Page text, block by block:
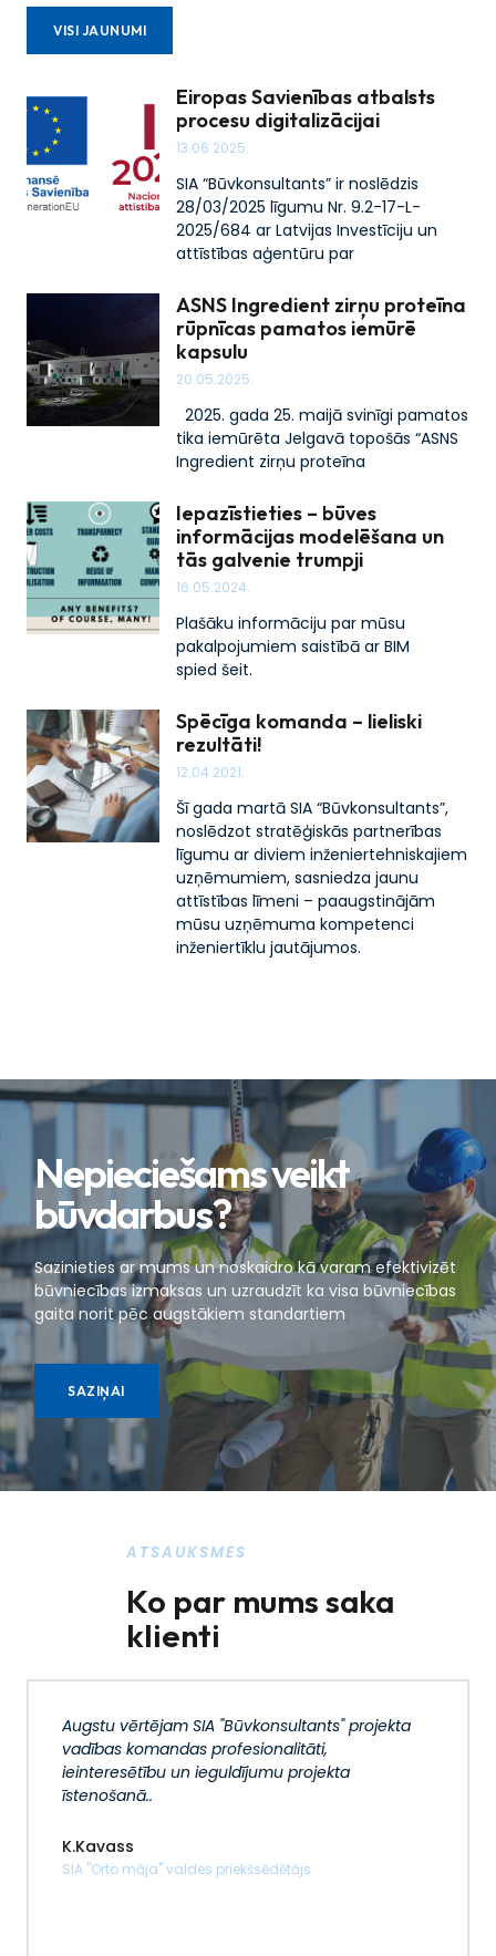
VISI JAUNUMI
Eiropas Savienības atbalsts
procesu digitalizācijai
13.06.2025.
SIA “Būvkonsultants” ir noslēdzis
28/03/2025 līgumu Nr. 9.2-17-L-
2025/684 ar Latvijas Investīciju un
attīstības aģentūru par
ASNS Ingredient zirņu proteīna
rūpnīcas pamatos iemūrē
kapsulu
20.05.2025.
2025. gada 25. maijā svinīgi pamatos
tika iemūrēta Jelgavā topošās “ASNS
Ingredient zirņu proteīna
Iepazīstieties – būves
informācijas modelēšana un
tās galvenie trumpji
16.05.2024.
Plašāku informāciju par mūsu
pakalpojumiem saistībā ar BIM
spied šeit.
Spēcīga komanda – lieliski
rezultāti!
12.04.2021.
Šī gada martā SIA “Būvkonsultants”,
noslēdzot stratēģiskās partnerības
līgumu ar diviem inženiertehniskajiem
uzņēmumiem, sasniedza jaunu
attīstības līmeni – paaugstinājām
mūsu uzņēmuma kompetenci
inženiertīklu jautājumos.
Nepieciešams veikt
būvdarbus?
Sazinieties ar mums un noskaidro kā varam efektivizēt
būvniecības izmaksas un uzraudzīt ka visa būvniecības
gaita norit pēc augstākiem standartiem
SAZIŅAI
ATSAUKSMES
Ko par mums saka
klienti
Augstu vērtējam SIA "Būvkonsultants" projekta
vadības komandas profesionalitāti,
ieinteresētību un ieguldījumu projekta
īstenošanā..
K.Kavass
SIA "Orto māja" valdes priekšsēdētājs